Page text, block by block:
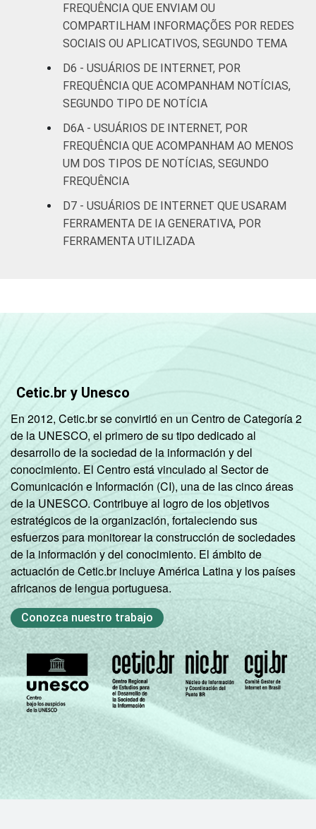
Não sei 55 18
computador
18
Apenas
telefone
celular
36
Outras
combinações
30
Brasil: integridade da informação [Tabelas].
FREQUÊNCIA QUE ENVIAM OU
COMPARTILHAM INFORMAÇÕES POR REDES
SOCIAIS OU APLICATIVOS, SEGUNDO TEMA
D6 - USUÁRIOS DE INTERNET, POR
FREQUÊNCIA QUE ACOMPANHAM NOTÍCIAS,
SEGUNDO TIPO DE NOTÍCIA
D6A - USUÁRIOS DE INTERNET, POR
FREQUÊNCIA QUE ACOMPANHAM AO MENOS
UM DOS TIPOS DE NOTÍCIAS, SEGUNDO
FREQUÊNCIA
D7 - USUÁRIOS DE INTERNET QUE USARAM
FERRAMENTA DE IA GENERATIVA, POR
FERRAMENTA UTILIZADA
Cetic.br y Unesco
En 2012, Cetic.br se convirtió en un Centro de Categoría 2
de la UNESCO, el primero de su tipo dedicado al
desarrollo de la sociedad de la información y del
conocimiento. El Centro está vinculado al Sector de
Comunicación e Información (CI), una de las cinco áreas
de la UNESCO. Contribuye al logro de los objetivos
estratégicos de la organización, fortaleciendo sus
esfuerzos para monitorear la construcción de sociedades
de la información y del conocimiento. El ámbito de
actuación de Cetic.br incluye América Latina y los países
africanos de lengua portuguesa.
Conozca nuestro trabajo